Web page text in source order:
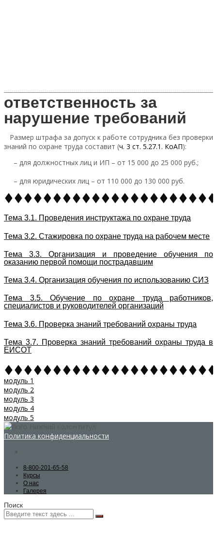
ответственность за
нарушение требований
Размер штрафа за допуск к работе сотрудника без проверки
знаний по охране труда составит (ч. 3 ст. 5.27.1. КоАП):
– для должностных лиц и ИП – от 15 000 до 25 000 руб.;
– для юридических лиц – от 110 000 до 130 000 руб.
Тема 3.1. Проведения инструктажа по охране труда
Тема 3.2. Стажировка по охране труда на рабочем месте
Тема 3.3. Организация и проведение обучения по
оказанию первой помощи пострадавшим
Тема 3.4. Организация обучения по использованию СИЗ
Тема 3.5. Обучение по охране труда работников,
специалистов и руководителей организаций
Тема 3.6. Проверка знаний требований охраны труда
Тема 3.7. Проверка знаний требований охраны труда в
ЕИСОТ
модуль 1
модуль 2
модуль 3
модуль 4
модуль 5
Политика конфиденциальности
8-800-201-65-58
Курсы
О нас
Галерея
Поиск